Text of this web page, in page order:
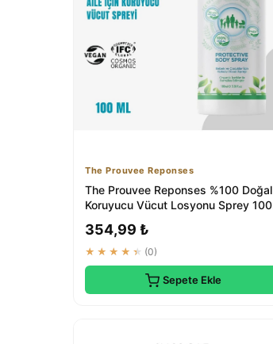
The Prouvee Reponses
The Prouvee Reponses %100 Doğal
Koruyucu Vücut Losyonu Sprey 100
354,99 ₺
★★★★★ (0)
Sepete Ekle